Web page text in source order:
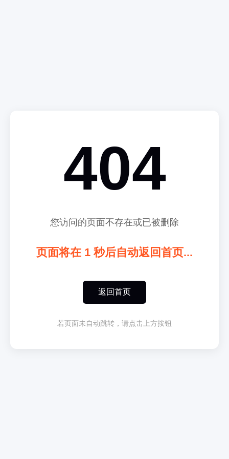
404
您访问的页面不存在或已被删除
页面将在 1 秒后自动返回首页...
返回首页
若页面未自动跳转，请点击上方按钮